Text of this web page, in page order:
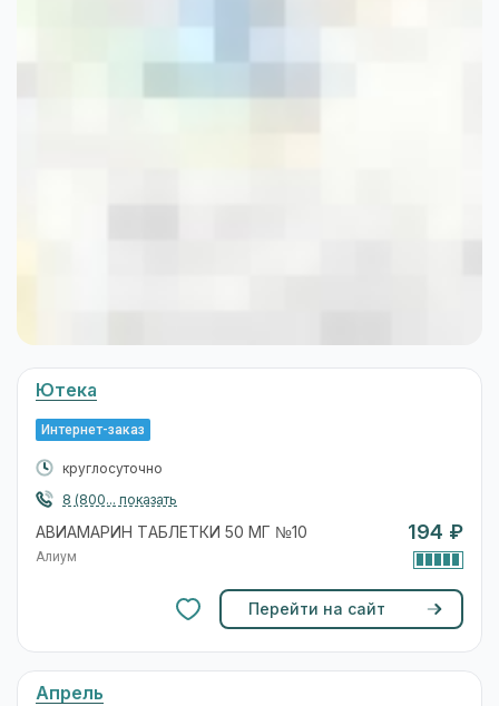
Ютека
Интернет-заказ
круглосуточно
8 (800... показать
АВИАМАРИН ТАБЛЕТКИ 50 МГ №10
Алиум
194 ₽
Перейти на сайт
Апрель